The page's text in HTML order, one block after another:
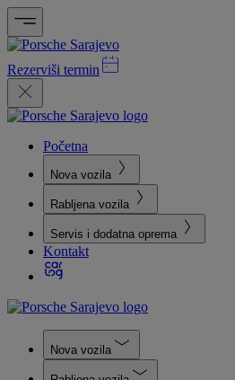
Rezerviši termin
Početna
Nova vozila
Rabljena vozila
Servis i dodatna oprema
Kontakt
Nova vozila